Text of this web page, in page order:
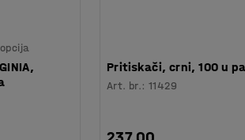
Pritiskači, crni, 100 u
Art. br.:11429